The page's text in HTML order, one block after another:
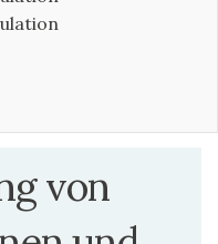
von